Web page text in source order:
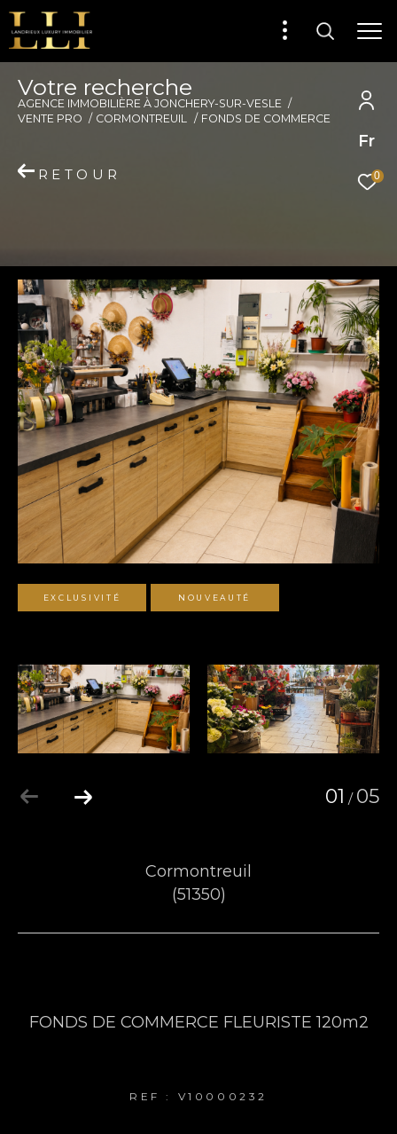
Fr
0
Votre recherche
AGENCE IMMOBILIÈRE À JONCHERY-SUR-VESLE
VENTE PRO
CORMONTREUIL FONDS DE COMMERCE
RETOUR
EXCLUSIVITÉ NOUVEAUTÉ
01 / 05
Cormontreuil
(51350)
FONDS DE COMMERCE FLEURISTE 120m2
REF : V10000232